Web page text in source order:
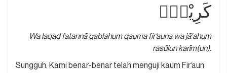
كَرِيْمٌۙ
Wa laqad fatannā qablahum qauma fir‘auna wa jā'ahum
rasūlun karīm(un).
Sungguh, Kami benar-benar telah menguji kaum Fir‘aun